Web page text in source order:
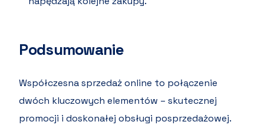
Podsumowanie
Współczesna sprzedaż online to połączenie
dwóch kluczowych elementów – skutecznej
promocji i doskonałej obsługi posprzedażowej.